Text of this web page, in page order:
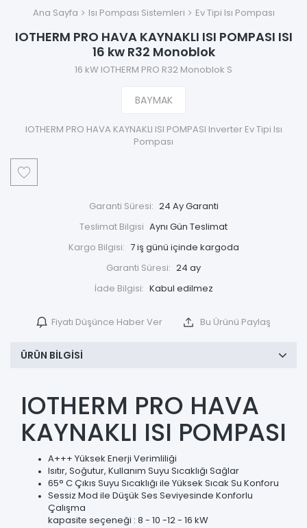
Ana Sayfa Isı Pompası Sistemleri Ev Tipi Isı Pompası
IOTHERM PRO HAVA KAYNAKLI ISI POMPASI ISI
16 kw R32 Monoblok
16 kW IOTHERM PRO R32 Monoblok S
BAYMAK
IOTHERM PRO HAVA KAYNAKLI ISI POMPASI Inverter Ev Tipi Isı
Pompası
Garanti Süresi: 24 Ay Garanti
Teslimat Bilgisi Aynı Gün Teslimat
Kargo Bilgisi: 7 iş günü içinde kargoda
Garanti Süresi: 24 ay
İade Bilgisi:
Fiyatı Düşünce Haber Ver Bu Ürünü Paylaş
ÜRÜN BILGISI
IOTHERM PRO HAVA
KAYNAKLI ISI POMPASI
A+++ Yüksek Enerji Verimliliği
Isıtır, Soğutur, Kullanım Suyu Sıcaklığı Sağlar
65° C Çıkıs Suyu Sıcaklığı ile Yüksek Sıcak Su Konforu
Sessiz Mod ile Düşük Ses Seviyesinde Konforlu
Çalışma
kapasite seçeneği : 8 - 10 -12 - 16 kW